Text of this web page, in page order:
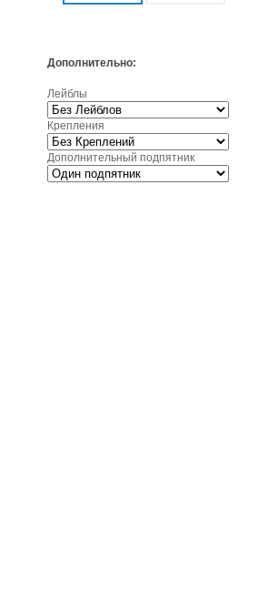
Дополнительно:
Лейблы
Крепления
Дополнительный подпятник